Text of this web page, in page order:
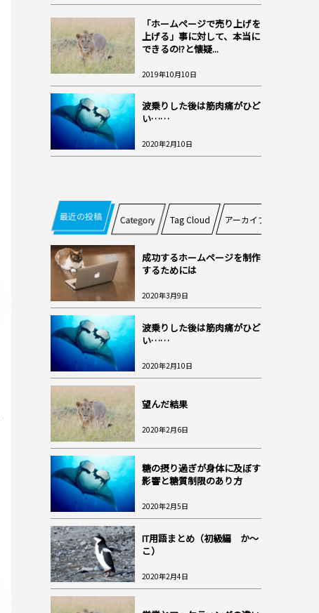
「ホームページで売り上げを
上げる」事に対して、本当に
できるの!?と懐疑...
2019年10月10日
波乗りした後は筋肉痛がひど
い……
2020年2月10日
最近の投稿 Category Tag Cloud アーカイブ
成功するホームページを制作
するためには
2020年3月9日
波乗りした後は筋肉痛がひど
い……
2020年2月10日
望んだ結果
2020年2月6日
糖の摂り過ぎが身体に及ぼす
影響と糖質制限のあり方
2020年2月5日
IT用語まとめ（初級編 か～
こ）
2020年2月4日